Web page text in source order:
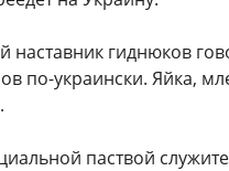
наставник гиднюков
по-украински. Яйка,
паствой